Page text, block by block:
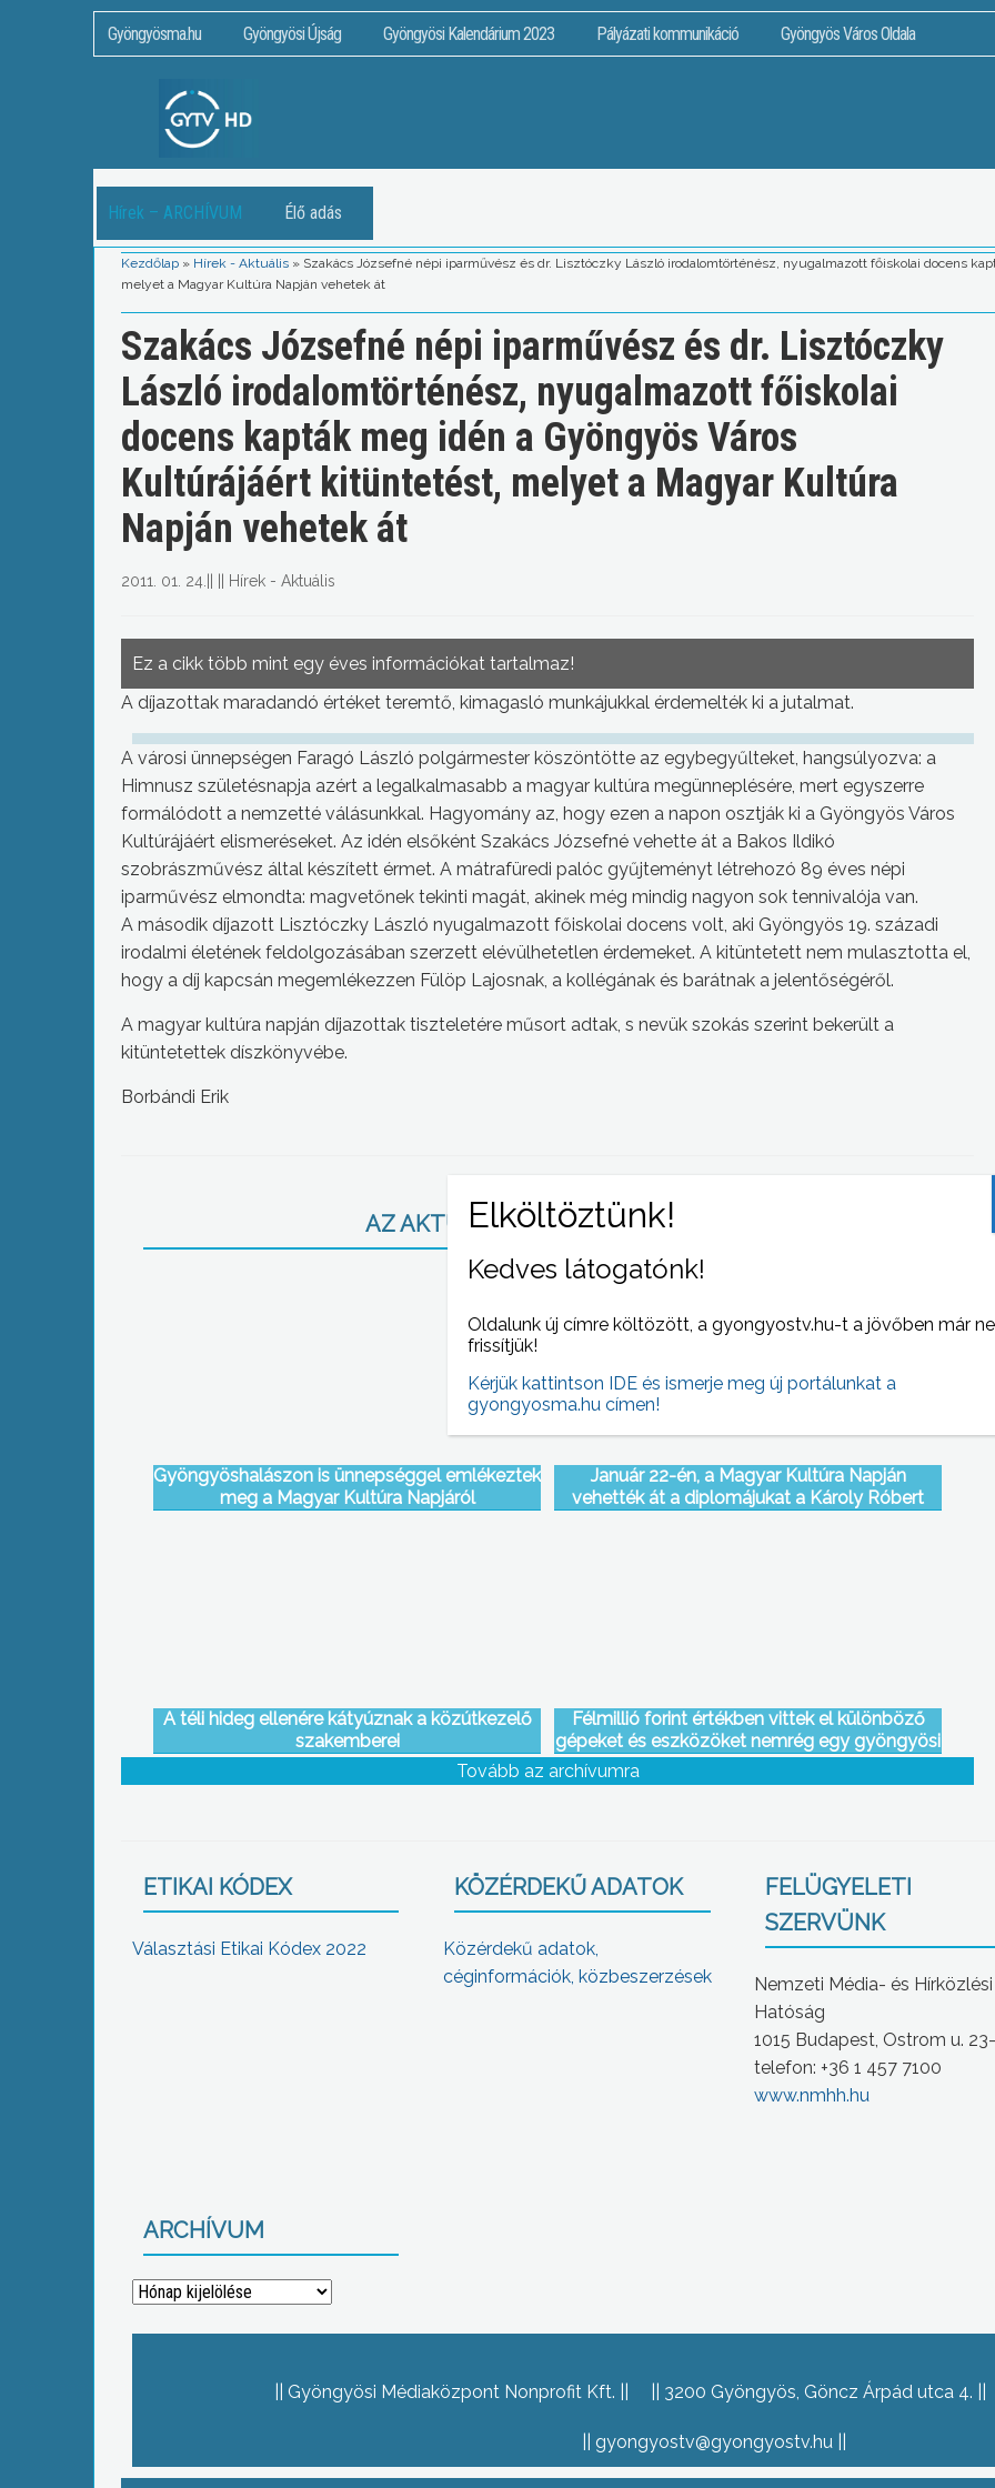
Gyöngyösma.hu Gyöngyösi Újság Gyöngyösi Kalendárium 2023 Pályázati kommunikáció Gyöngyös Város Oldala
Hírek – ARCHÍVUM Élő adás
Kezdőlap » Hírek - Aktuális » Szakács Józsefné népi iparművész és dr. Lisztóczky László irodalomtörténész, nyugalmazott főiskolai docens
melyet a Magyar Kultúra Napján vehetek át
Szakács Józsefné népi iparművész és dr. Lisztóczky
László irodalomtörténész, nyugalmazott főiskolai
docens kapták meg idén a Gyöngyös Város
Kultúrájáért kitüntetést, melyet a Magyar Kultúra
Napján vehetek át
2011. 01. 24. Hírek - Aktuális
Ez a cikk több mint egy éves információkat tartalmaz!
A díjazottak maradandó értéket teremtő, kimagasló munkájukkal érdemelték ki a jutalmat.
A városi ünnepségen Faragó László polgármester köszöntötte az egybegyűlteket, hangsúlyozva: a
Himnusz születésnapja azért a legalkalmasabb a magyar kultúra megünneplésére, mert egyszerre
formálódott a nemzetté válásunkkal. Hagyomány az, hogy ezen a napon osztják ki a Gyöngyös Város
Kultúrájáért elismeréseket. Az idén elsőként Szakács Józsefné vehette át a Bakos Ildikó
szobrászművész által készített érmet. A mátrafüredi palóc gyűjteményt létrehozó 89 éves népi
iparművész elmondta: magvetőnek tekinti magát, akinek még mindig nagyon sok tennivalója van.
A második díjazott Lisztóczky László nyugalmazott főiskolai docens volt, aki Gyöngyös 19. századi
irodalmi életének feldolgozásában szerzett elévülhetetlen érdemeket. A kitüntetett nem mulasztotta el,
hogy a díj kapcsán megemlékezzen Fülöp Lajosnak, a kollégának és barátnak a jelentőségéről.
A magyar kultúra napján díjazottak tiszteletére műsort adtak, s nevük szokás szerint bekerült a
kitüntetettek díszkönyvébe.
Borbándi Erik
AZ AKTUÁLIS NAPI HÍREI
Gyöngyöshalászon is ünnepséggel emlékeztek
meg a Magyar Kultúra Napjáról
Január 22-én, a Magyar Kultúra Napján
vehették át a diplomájukat a Károly Róbert
A téli hideg ellenére kátyúznak a közútkezelő
szakemberei
Félmillió forint értékben vittek el különböző
gépeket és eszközöket nemrég egy gyöngyösi
telephelyről
Tovább az archívumra
ETIKAI KÓDEX
Választási Etikai Kódex 2022
KÖZÉRDEKŰ ADATOK
Közérdekű adatok,
céginformációk, közbeszerzések
FELÜGYELETI
SZERVÜNK
Nemzeti Média- és Hírközlési
Hatóság
1015 Budapest, Ostrom u.
telefon: +36 1 457 7100
www.nmhh.hu
ARCHÍVUM
Archívum
Gyöngyösi Médiaközpont Nonprofit Kft. 3200 Gyöngyös, Göncz Árpád utca 4.
gyongyostv@gyongyostv.hu
Kedves látogatónk!
Oldalunk új címre költözött, a gyongyostv.hu-t a jövőben már
frissítjük!
Kérjük kattintson IDE és ismerje meg új portálunkat a
gyongyosma.hu címen!